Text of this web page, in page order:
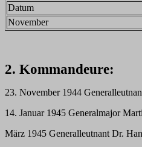
Datum
November
2. Kommandeure:
23. November 1944
14. Januar 1945 Generalmajor
März 1945 Generalleutnant Dr.